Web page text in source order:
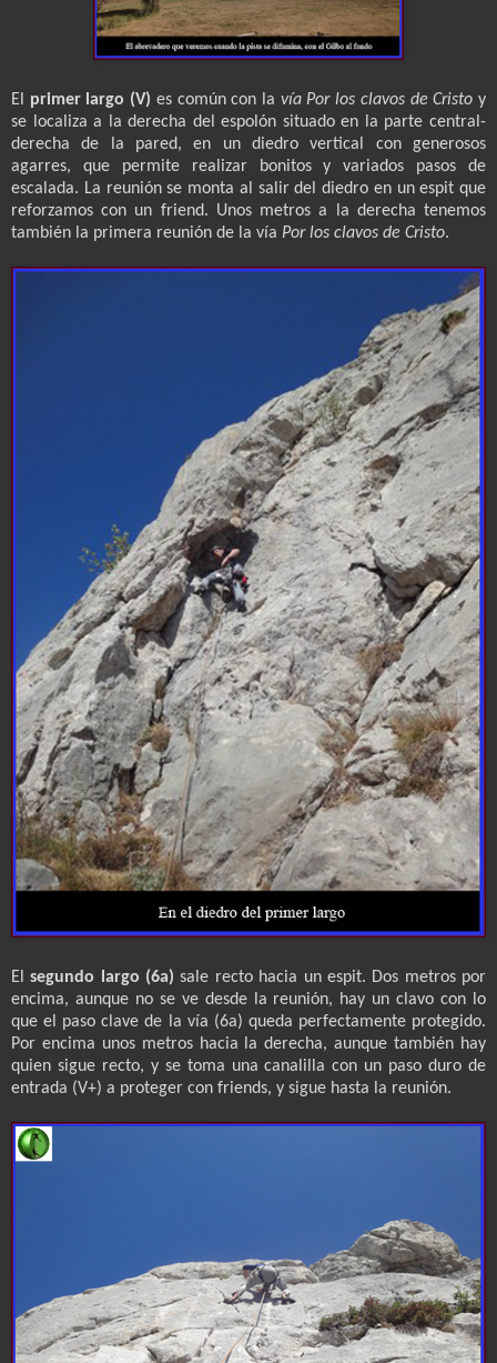
El primer largo (V) es común con la vía Por los clavos de Cristo y
se localiza a la derecha del espolón situado en la parte central-
derecha de la pared, en un diedro vertical con generosos
agarres, que permite realizar bonitos y variados pasos de
escalada. La reunión se monta al salir del diedro en un espit que
reforzamos con un friend. Unos metros a la derecha tenemos
también la primera reunión de la vía Por los clavos de Cristo.
Elsegundo largo (6a) sale recto hacia un espit. Dos metros por
encima, aunque no se ve desde la reunión, hay un clavo con lo
que el paso clave de la vía (6a) queda perfectamente protegido.
Por encima unos metros hacia la derecha, aunque también hay
quien sigue recto, y se toma una canalilla con un paso duro de
entrada (V+) a proteger con friends, y sigue hasta la reunión.